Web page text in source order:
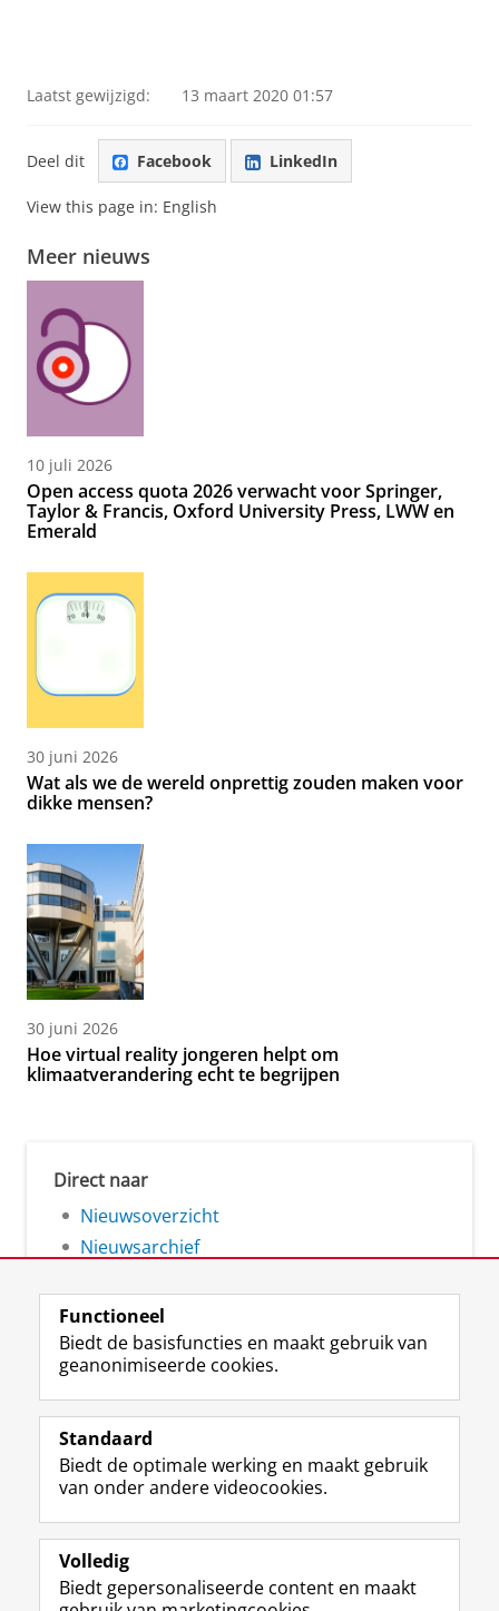
Laatst gewijzigd: 13 maart 2020 01:57
Deel dit Facebook LinkedIn
View this page in: English
Meer nieuws
10 juli 2026
Open access quota 2026 verwacht voor Springer,
Taylor & Francis, Oxford University Press, LWW en
Emerald
30 juni 2026
Wat als we de wereld onprettig zouden maken voor
dikke mensen?
30 juni 2026
Hoe virtual reality jongeren helpt om
klimaatverandering echt te begrijpen
Direct naar
Nieuwsoverzicht
Nieuwsarchief
Volg de RUG
F
a
e
b
o
p
a
L
i
k
e
I
-
p
R
S
-
f
e
R
I
n
t
r
m
Y
o
T
e
k
Studiekiezers
Alumni
Over ons
Functioneel
Biedt de basisfuncties en maakt gebruik van
geanonimiseerde cookies.
Standaard
Biedt de optimale werking en maakt gebruik
van onder andere videocookies.
Volledig
Biedt gepersonaliseerde content en maakt